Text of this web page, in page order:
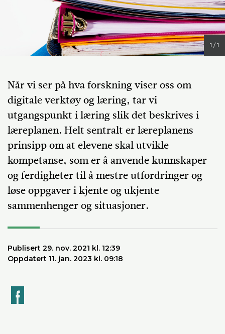
1 / 1
Når vi ser på hva forskning viser oss om
digitale verktøy og læring, tar vi
utgangspunkt i læring slik det beskrives i
læreplanen. Helt sentralt er læreplanens
prinsipp om at elevene skal utvikle
kompetanse, som er å anvende kunnskaper
og ferdigheter til å mestre utfordringer og
løse oppgaver i kjente og ukjente
sammenhenger og situasjoner.
Publisert 29. nov. 2021 kl. 12:39
Oppdatert 11. jan. 2023 kl. 09:18